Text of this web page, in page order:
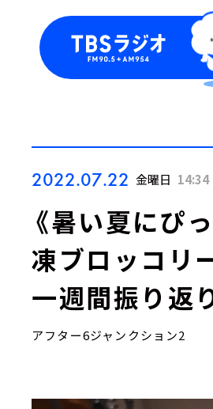
2022.07.22 金曜日 14:34
《暑い夏にぴ
凍ブロッコリ
一週間振り返
アフター6ジャンクション2